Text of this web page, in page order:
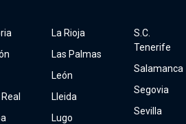
La Rioja
Las Palmas
León
Lleida
Lugo
S.C.
Tenerife
Salamanca
Segovia
Sevilla